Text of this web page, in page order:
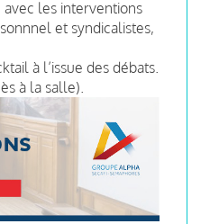
avec les interventions
et syndicalistes,
à l’issue des débats.
à la salle).